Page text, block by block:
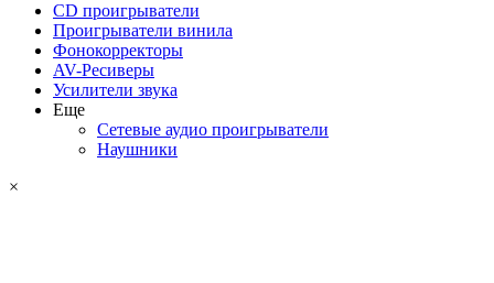
CD проигрыватели
Проигрыватели винила
Фонокорректоры
AV-Ресиверы
Усилители звука
Еще
Сетевые аудио проигрыватели
Наушники
×